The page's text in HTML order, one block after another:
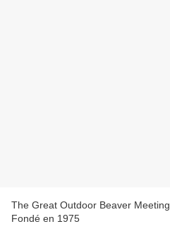
The Great Outdoor Beaver Meeting
Fondé en 1975